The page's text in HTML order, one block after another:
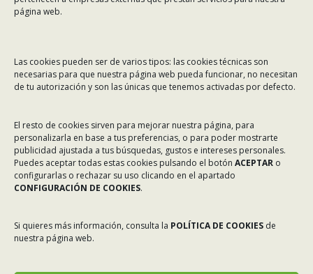
página web.
Las cookies pueden ser de varios tipos: las cookies técnicas son
necesarias para que nuestra página web pueda funcionar, no necesitan
de tu autorización y son las únicas que tenemos activadas por defecto.
El resto de cookies sirven para mejorar nuestra página, para
personalizarla en base a tus preferencias, o para poder mostrarte
publicidad ajustada a tus búsquedas, gustos e intereses personales.
Puedes aceptar todas estas cookies pulsando el botón ACEPTAR o
configurarlas o rechazar su uso clicando en el apartado
CONFIGURACIÓN DE COOKIES.
Si quieres más información, consulta la POLÍTICA DE COOKIES de
nuestra página web.
Email: asinec@asinec.org
Noticias
Servicios
Asociados
Tablón de Anuncios
Incidencias en Expediente U.F.D.
Contacto